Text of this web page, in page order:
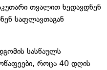
თვალით ხედავდნენ
საფლავთაგან
სასწაულს
როცა 40 დღის